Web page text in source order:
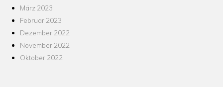
März 2023
Februar 2023
Dezember 2022
November 2022
Oktober 2022